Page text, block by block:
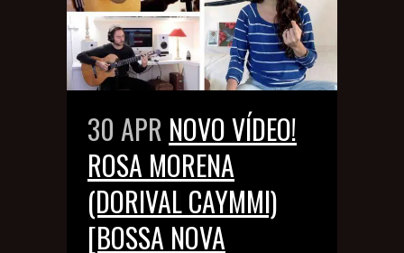
30 APR NOVO VÍDEO!
ROSA MORENA
(DORIVAL CAYMMI)
[BOSSA NOVA